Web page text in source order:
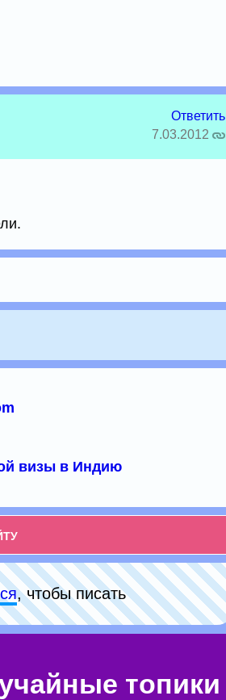
Ответить
7.03.2012
визы в Индию
, чтобы писать
топики